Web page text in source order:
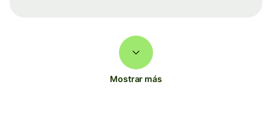
Mostrar más